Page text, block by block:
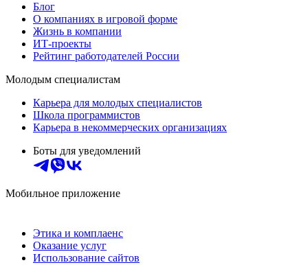
Блог
О компаниях в игровой форме
Жизнь в компании
ИТ-проекты
Рейтинг работодателей России
Молодым специалистам
Карьера для молодых специалистов
Школа программистов
Карьера в некоммерческих организациях
Боты для уведомлений
Мобильное приложение
Этика и комплаенс
Оказание услуг
Использование сайтов